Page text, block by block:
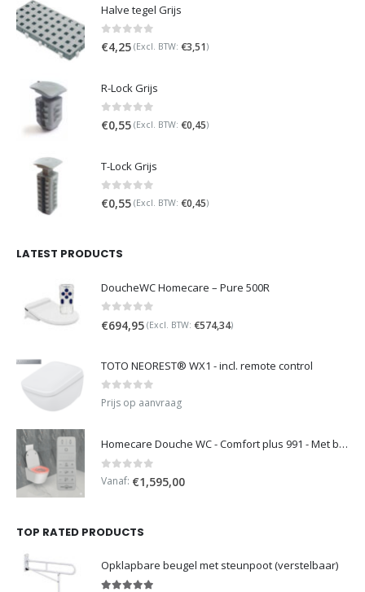
Halve tegel Grijs
0 out of 5
€4,25 (Excl. BTW: €3,51)
R-Lock Grijs
0 out of 5
€0,55 (Excl. BTW: €0,45)
T-Lock Grijs
0 out of 5
€0,55 (Excl. BTW: €0,45)
LATEST PRODUCTS
DoucheWC Homecare – Pure 500R
€694,95 (Excl. BTW: €574,34)
TOTO NEOREST® WX1 - incl. remote control
0 out of 5
Prijs op aanvraag
Homecare Douche WC - Comfort plus 991 - Met brilverwarming
0 out of 5
Vanaf: €1,595,00
TOP RATED PRODUCTS
Opklapbare beugel met steunpoot (verstelbaar)